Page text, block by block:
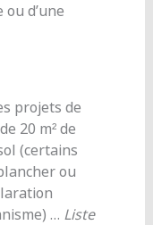
d’une
projets de
20 m² de
(certains
ou
… Liste